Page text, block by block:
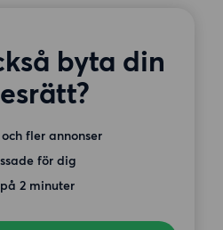
byta din
fler annonser
för dig
2 minuter